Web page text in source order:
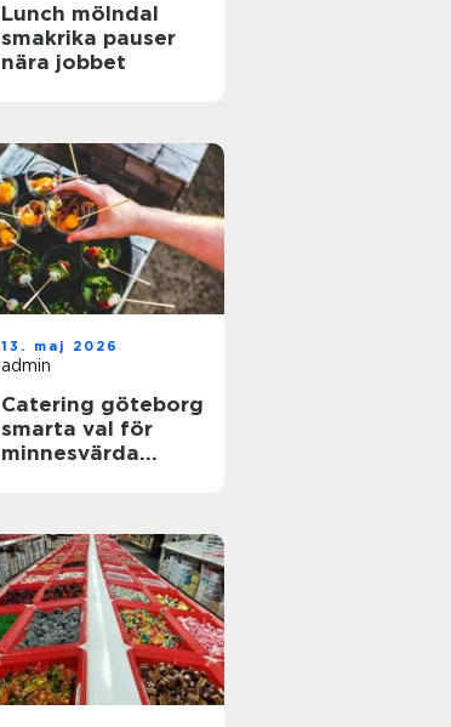
Lunch mölndal
smakrika pauser
nära jobbet
13. maj 2026
admin
Catering göteborg
smarta val för
minnesvärda